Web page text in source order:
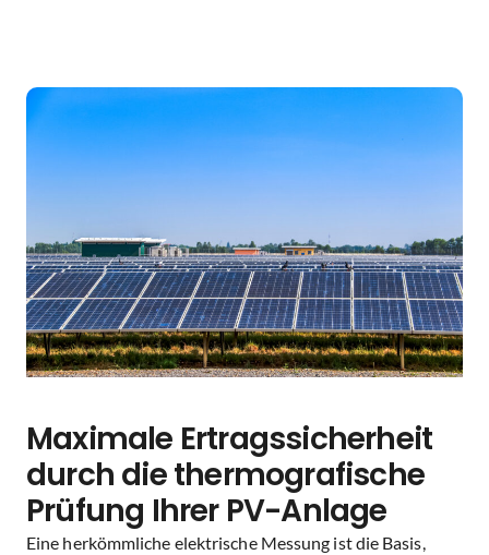
Maximale Ertragssicherheit
durch die thermografische
Prüfung Ihrer PV-Anlage
Eine herkömmliche elektrische Messung ist die Basis,